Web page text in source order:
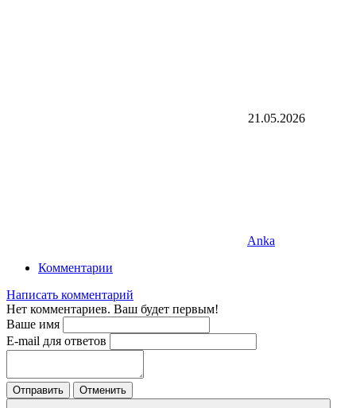
21.05.2026
Anka
Комментарии
Написать комментарий
Нет комментариев. Ваш будет первым!
Ваше имя
E-mail для ответов
Отправить Отменить